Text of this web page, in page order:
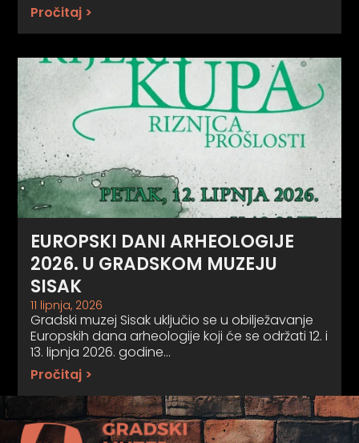
Pročitaj >
EUROPSKI DANI ARHEOLOGIJE
2026. U GRADSKOM MUZEJU
SISAK
11 lipnja, 2026
Gradski muzej Sisak uključio se u obilježavanje
Europskih dana arheologije koji će se održati 12. i
13. lipnja 2026. godine…
Pročitaj >